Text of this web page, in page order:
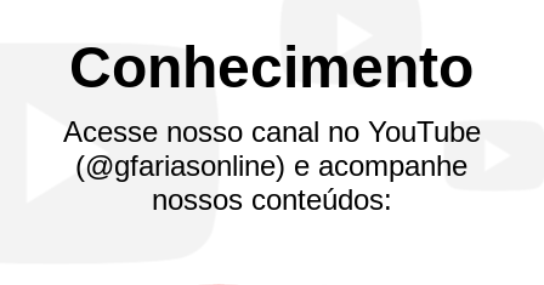
Conhecimento
Acesse nosso canal no YouTube
(@gfariasonline) e acompanhe
nossos conteúdos: